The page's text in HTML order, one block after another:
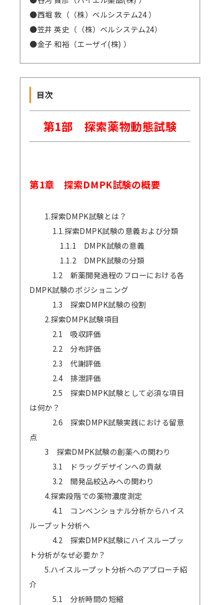
●西堀 敦（（株）ベルシステム24 ）
●笠井 英史（（株）ベルシステム24）
●金子 和裕（エーザイ(株) ）
目次
第1部 探索薬物動態試験
第1章 探索DMPK試験の概要
1.探索DMPK試験とは？
1.1.探索DMPK試験の意義および分類
1.1.1 DMPK試験の意義
1.1.2 DMPK試験の分類
1.2 新薬開発過程のフローにおける各
DMPK試験のポジショニング
1.3 探索DMPK試験の役割
2.探索DMPK試験項目
2.1 吸収評価
2.2 分布評価
2.3 代謝評価
2.4 排泄評価
2.5 探索DMPK試験として必須な項目
は何か？
2.6 探索DMPK試験実践における留意
点
3 探索DMPK試験の創薬への関わり
3.1 ドラッグデザインへの貢献
3.2 開発品絞込みへの関わり
4.探索段階での薬物濃度測定
4.1 コンベンショナル分析からハイス
ループット分析へ
4.2 探索DMPK試験にハイスループッ
ト分析がなぜ必要か？
5.ハイスループット分析へのアプローチ紹
介
5.1 分析時間の短縮